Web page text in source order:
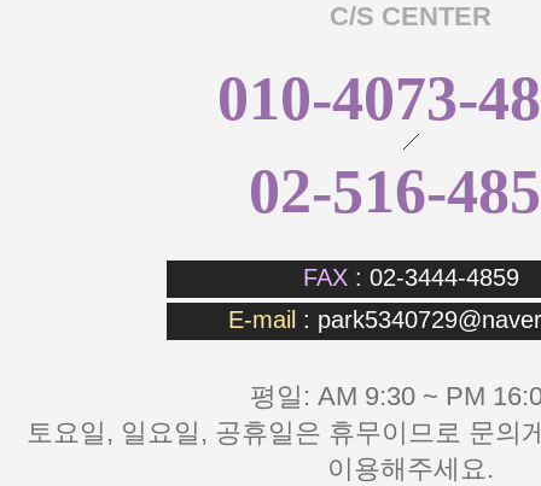
C/S CENTER
010-4073-
02-516-
FAX: 02-3444-4859
E-mail :
평일: AM 9:30 ~ PM
이용해주세요.